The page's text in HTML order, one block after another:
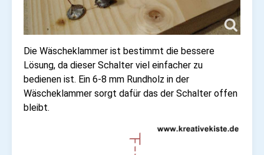
Die Wäscheklammer ist bestimmt die bessere
Lösung, da dieser Schalter viel einfacher zu
bedienen ist. Ein 6-8 mm Rundholz in der
Wäscheklammer sorgt dafür das der Schalter offen
bleibt.